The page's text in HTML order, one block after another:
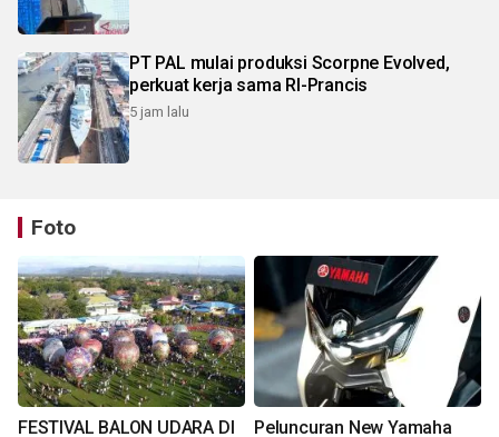
PT PAL mulai produksi Scorpne Evolved,
perkuat kerja sama RI-Prancis
5 jam lalu
Foto
FESTIVAL BALON UDARA DI
Peluncuran New Yamaha